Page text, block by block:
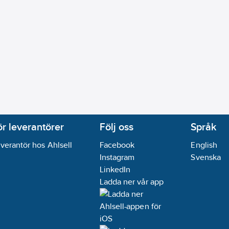
leverantörer
hos Ahlsell
Följ oss
Facebook
Instagram
LinkedIn
Ladda ner vår app
Språk
English
Svenska